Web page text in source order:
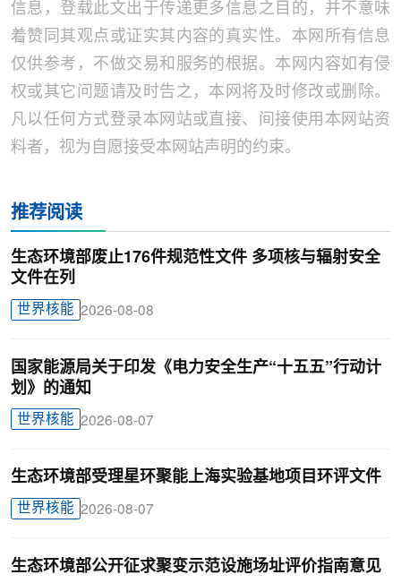
信息，登载此文出于传递更多信息之目的，并不意味
着赞同其观点或证实其内容的真实性。本网所有信息
仅供参考，不做交易和服务的根据。本网内容如有侵
权或其它问题请及时告之，本网将及时修改或删除。
凡以任何方式登录本网站或直接、间接使用本网站资
料者，视为自愿接受本网站声明的约束。
推荐阅读
生态环境部废止176件规范性文件 多项核与辐射安全
文件在列
世界核能 2026-08-08
国家能源局关于印发《电力安全生产“十五五”行动计
划》的通知
世界核能 2026-08-07
生态环境部受理星环聚能上海实验基地项目环评文件
世界核能 2026-08-07
生态环境部公开征求聚变示范设施场址评价指南意见